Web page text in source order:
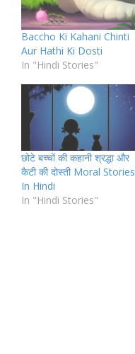
Baccho Ki Kahani Chinti
Aur Hathi Ki Dosti
In "Hindi Stories"
छोटे बच्चों की कहानी श्रद्धा और
कैटी की दोस्ती Moral Stories
In Hindi
In "Hindi Stories"